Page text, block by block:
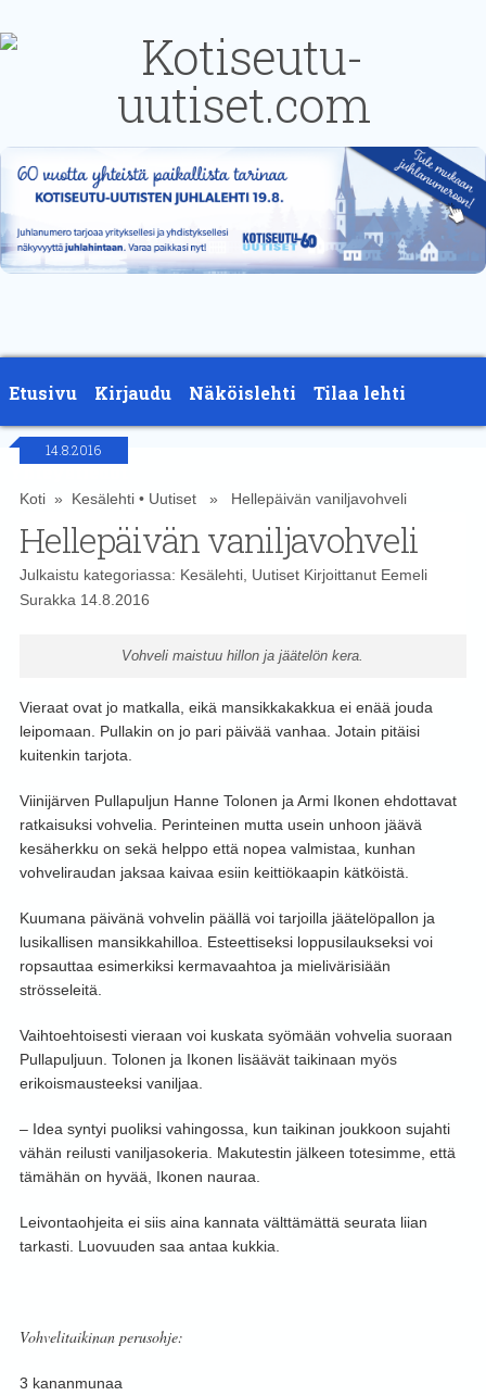
Etusivu Kirjaudu Näköislehti Tilaa lehti
14.8.2016
Koti» Kesälehti• Uutiset» Hellepäivän vaniljavohveli
Hellepäivän vaniljavohveli
Julkaistu kategoriassa: Kesälehti, UutisetKirjoittanut Eemeli
Surakka14.8.2016
Vohveli maistuu hillon ja jäätelön kera.
Vieraat ovat jo matkalla, eikä mansikkakakkua ei enää jouda
leipomaan. Pullakin on jo pari päivää vanhaa. Jotain pitäisi
kuitenkin tarjota.
Viinijärven Pullapuljun Hanne Tolonen ja Armi Ikonen ehdottavat
ratkaisuksi vohvelia. Perinteinen mutta usein unhoon jäävä
kesäherkku on sekä helppo että nopea valmistaa, kunhan
vohveliraudan jaksaa kaivaa esiin keittiökaapin kätköistä.
Kuumana päivänä vohvelin päällä voi tarjoilla jäätelöpallon ja
lusikallisen mansikkahilloa. Esteettiseksi loppusilaukseksi voi
ropsauttaa esimerkiksi kermavaahtoa ja mielivärisiään
strösseleitä.
Vaihtoehtoisesti vieraan voi kuskata syömään vohvelia suoraan
Pullapuljuun. Tolonen ja Ikonen lisäävät taikinaan myös
erikoismausteeksi vaniljaa.
– Idea syntyi puoliksi vahingossa, kun taikinan joukkoon sujahti
vähän reilusti vaniljasokeria. Makutestin jälkeen totesimme, että
tämähän on hyvää, Ikonen nauraa.
Leivontaohjeita ei siis aina kannata välttämättä seurata liian
tarkasti. Luovuuden saa antaa kukkia.
Vohvelitaikinan perusohje:
3 kananmunaa